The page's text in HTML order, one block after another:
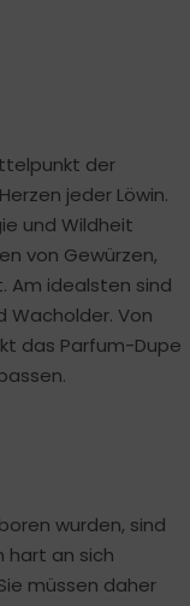
der
jeder Löwin.
und Wildheit
von Gewürzen,
Am idealsten sind
Wacholder. Von
das Parfum-Dupe
wurden, sind
hart an sich
müssen daher